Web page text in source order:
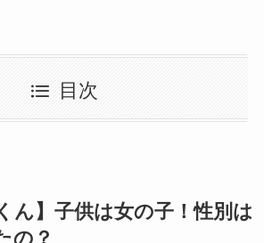
目次
ん】子供は女の子！性別は
の？